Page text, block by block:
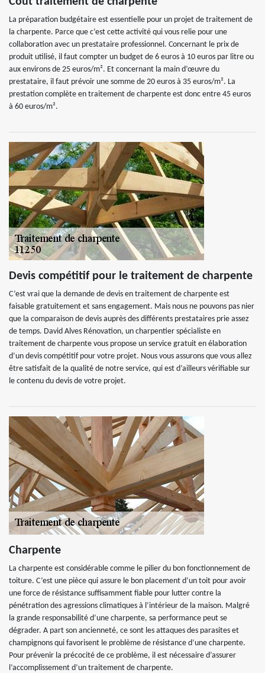
La préparation budgétaire est essentielle pour un projet de traitement de
la charpente. Parce que c’est cette activité qui vous relie pour une
collaboration avec un prestataire professionnel. Concernant le prix de
produit utilisé, il faut compter un budget de 6 euros à 10 euros par litre ou
aux environs de 25 euros/m². Et concernant la main d’œuvre du
prestataire, il faut prévoir une somme de 20 euros à 35 euros/m². La
prestation complète en traitement de charpente est donc entre 45 euros
à 60 euros/m².
Devis compétitif pour le traitement de charpente
C’est vrai que la demande de devis en traitement de charpente est
faisable gratuitement et sans engagement. Mais nous ne pouvons pas nier
que la comparaison de devis auprès des différents prestataires prie assez
de temps. David Alves Rénovation, un charpentier spécialiste en
traitement de charpente vous propose un service gratuit en élaboration
d’un devis compétitif pour votre projet. Nous vous assurons que vous allez
être satisfait de la qualité de notre service, qui est d’ailleurs vérifiable sur
le contenu du devis de votre projet.
Charpente
La charpente est considérable comme le pilier du bon fonctionnement de
toiture. C’est une pièce qui assure le bon placement d’un toit pour avoir
une force de résistance suffisamment fiable pour lutter contre la
pénétration des agressions climatiques à l’intérieur de la maison. Malgré
la grande responsabilité d’une charpente, sa performance peut se
dégrader. A part son ancienneté, ce sont les attaques des parasites et
champignons qui favorisent le problème de résistance d’une charpente.
Pour prévenir la précocité de ce problème, il est nécessaire d’assurer
l’accomplissement d’un traitement de charpente.